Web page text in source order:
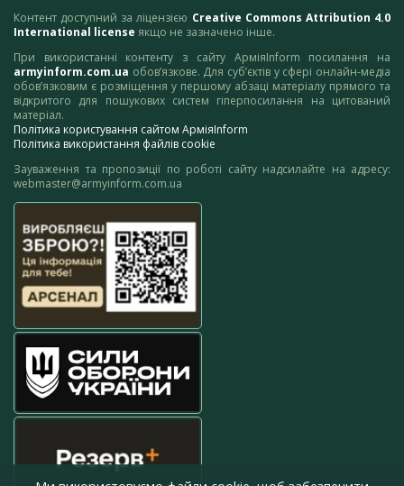
Контент доступний за ліцензією Creative Commons Attribution 4.0
International license якщо не зазначено інше.
При використанні контенту з сайту АрміяInform посилання на
armyinform.com.ua обов’язкове. Для суб’єктів у сфері онлайн-медіа
обов’язковим є розміщення у першому абзаці матеріалу прямого та
відкритого для пошукових систем гіперпосилання на цитований
матеріал.
Політика користування сайтом АрміяInform
Політика використання файлів cookie
Зауваження та пропозиції по роботі сайту надсилайте на адресу:
webmaster@armyinform.com.ua